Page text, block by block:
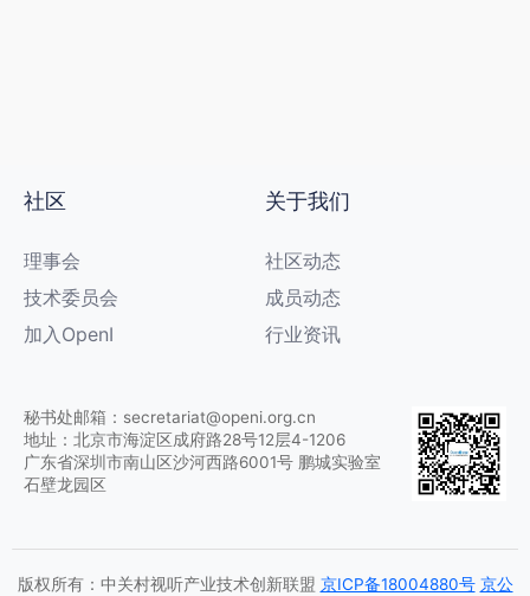
社区
理事会
技术委员会
加入OpenI
关于我们
社区动态
成员动态
行业资讯
秘书处邮箱：secretariat@openi.org.cn
地址：北京市海淀区成府路28号12层4-1206
广东省深圳市南山区沙河西路6001号 鹏城实验室
石壁龙园区
版权所有：中关村视听产业技术创新联盟 京ICP备18004880号 京公